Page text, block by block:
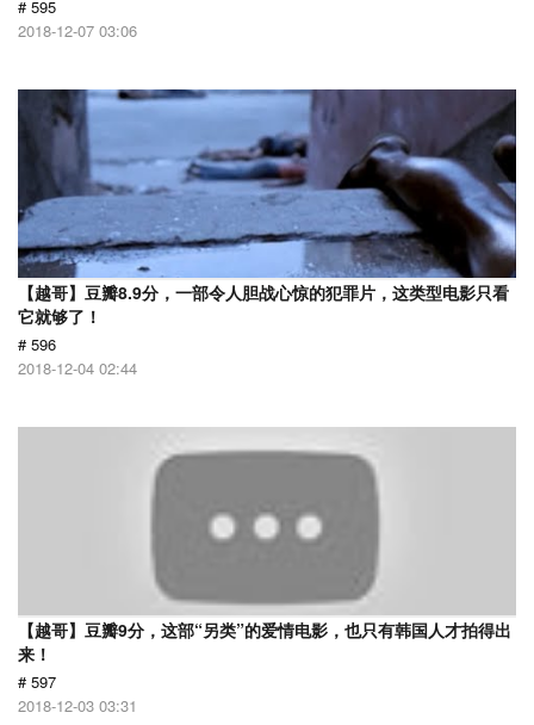
# 595
2018-12-07 03:06
【越哥】豆瓣8.9分，一部令人胆战心惊的犯罪片，这类型电影只看
它就够了！
# 596
2018-12-04 02:44
【越哥】豆瓣9分，这部“另类”的爱情电影，也只有韩国人才拍得出
来！
# 597
2018-12-03 03:31